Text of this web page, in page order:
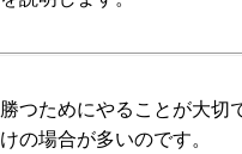
ためにやることが大切
の場合が多いのです。